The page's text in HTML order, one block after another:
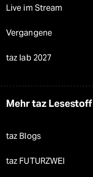
Live im Stream
Vergangene
taz lab 2027
Mehr taz Lesestoff
taz Blogs
taz FUTURZWEI